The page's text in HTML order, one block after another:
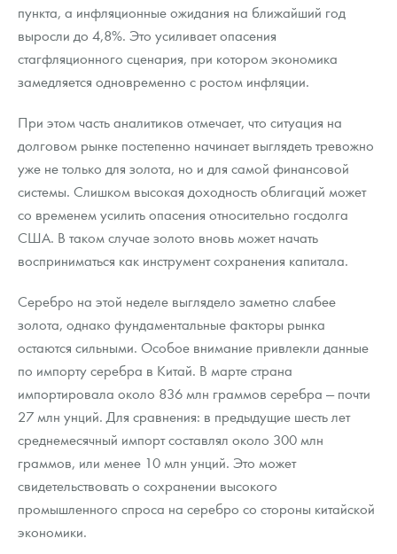
пункта, а инфляционные ожидания на ближайший год
выросли до 4,8%. Это усиливает опасения
стагфляционного сценария, при котором экономика
замедляется одновременно с ростом инфляции.
При этом часть аналитиков отмечает, что ситуация на
долговом рынке постепенно начинает выглядеть тревожно
уже не только для золота, но и для самой финансовой
системы. Слишком высокая доходность облигаций может
со временем усилить опасения относительно госдолга
США. В таком случае золото вновь может начать
восприниматься как инструмент сохранения капитала.
Серебро на этой неделе выглядело заметно слабее
золота, однако фундаментальные факторы рынка
остаются сильными. Особое внимание привлекли данные
по импорту серебра в Китай. В марте страна
импортировала около 836 млн граммов серебра — почти
27 млн унций. Для сравнения: в предыдущие шесть лет
среднемесячный импорт составлял около 300 млн
граммов, или менее 10 млн унций. Это может
свидетельствовать о сохранении высокого
промышленного спроса на серебро со стороны китайской
экономики.